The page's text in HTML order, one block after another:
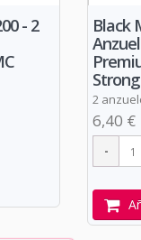
- 2
Black
2
6,40 €